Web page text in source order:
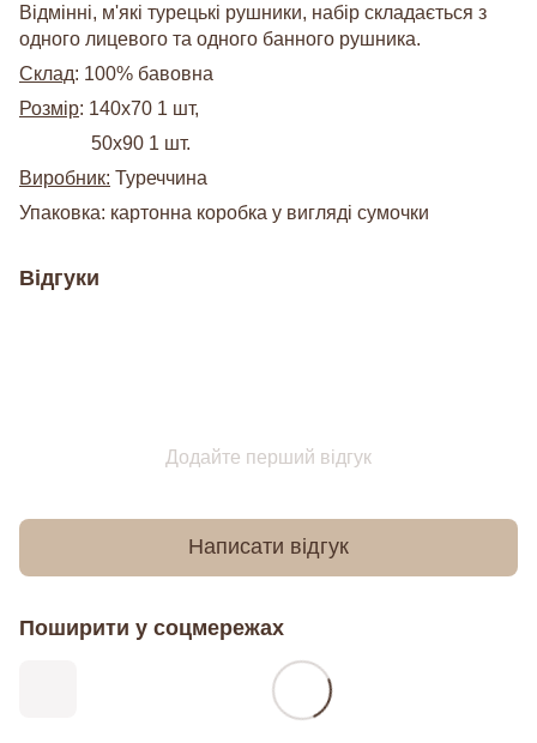
Відмінні, м'які турецькі рушники, набір складається з
одного лицевого та одного банного рушника.
Склад: 100% бавовна
Розмір: 140х70 1 шт,
50х90 1 шт.
Виробник: Туреччина
Упаковка: картонна коробка у вигляді сумочки
Відгуки
Додайте перший відгук
Написати відгук
Поширити у соцмережах